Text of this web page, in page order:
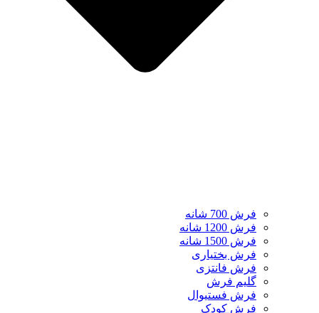
فرش 700 شانه
فرش 1200 شانه
فرش 1500 شانه
فرش بختیاری
فرش فانتزی
گلیم فرش
فرش فستیوال
فرش کودک